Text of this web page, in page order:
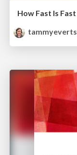
How Fast Is
tammyeverts